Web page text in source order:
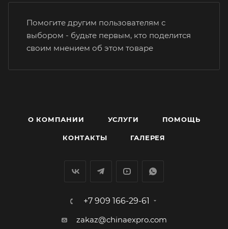
Помогите другим пользователям с
выбором - будьте первым, кто поделится
своим мнением об этом товаре
О КОМПАНИИ УСЛУГИ ПОМОЩЬ
КОНТАКТЫ ГАЛЕРЕЯ
+7 909 166-29-61
zakaz@chinaexpro.com